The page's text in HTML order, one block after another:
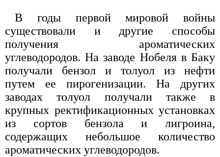
В годы первой мировой войны
существовали и другие способы
получения ароматических
углеводородов. На заводе Нобеля в Баку
получали бензол и толуол из нефти
путем ее пирогенизации. На других
заводах толуол получали также в
крупных ректификационных установках
из сортов бензола и лигроина,
содержащих небольшое количество
ароматических углеводородов.